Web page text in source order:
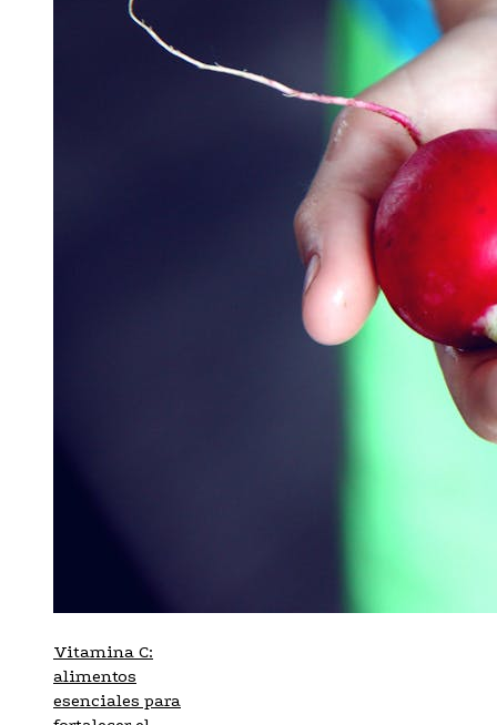
Vitamina C:
alimentos
esenciales para